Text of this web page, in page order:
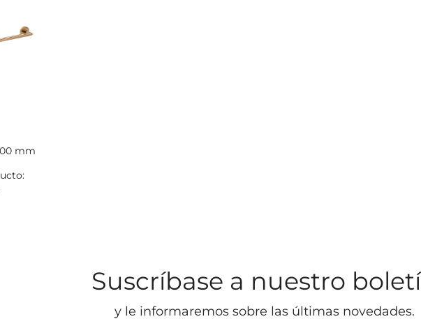
mm
Suscríbase a nuestro
y le informaremos sobre las últimas novedades.